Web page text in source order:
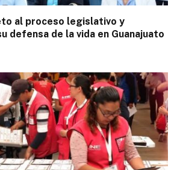
al proceso legislativo y
defensa de la vida en Guanajuato